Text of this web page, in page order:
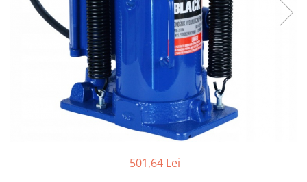
compresoare
Cricuri Auto Hidraulice
Pneumatice si Trapezoidale
Cricuri hidraulice
Cricuri pneumatice
Cricuri trapezoidale
Feon Electric
Mixere
Motocositoare si Motosape
Pistol de vopsit
Rotopercutoare si bormasini
501,64 Lei